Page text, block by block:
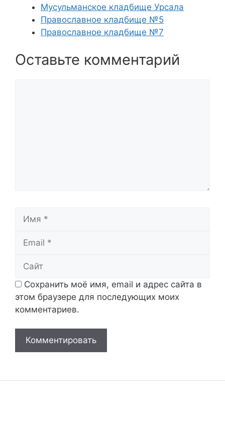
Мусульманское кладбище Урсала
Православное кладбище №5
Православное кладбище №7
Оставьте комментарий
Сохранить моё имя, email и адрес сайта в
этом браузере для последующих моих
комментариев.